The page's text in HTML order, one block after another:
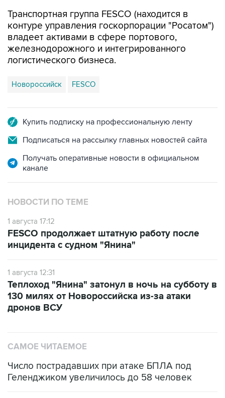
Транспортная группа FESCO (находится в
контуре управления госкорпорации "Росатом")
владеет активами в сфере портового,
железнодорожного и интегрированного
логистического бизнеса.
Новороссийск FESCO
Купить подписку на профессиональную ленту
Подписаться на рассылку главных новостей сайта
Получать оперативные новости в официальном
канале
НОВОСТИ ПО ТЕМЕ
1 августа 17:12
FESCO продолжает штатную работу после
инцидента с судном "Янина"
1 августа 12:31
Теплоход "Янина" затонул в ночь на субботу в
130 милях от Новороссийска из-за атаки
дронов ВСУ
САМОЕ ЧИТАЕМОЕ
Число пострадавших при атаке БПЛА под
Геленджиком увеличилось до 58 человек